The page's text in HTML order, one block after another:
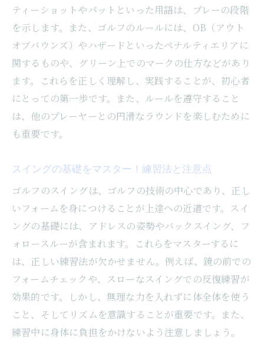
口コミで人気のインストラクター紹介
技術向上のためのパーソナライズされたア
ドバイス
スコアアップを実現するための戦略的プラ
ンニング
動画を活用したフィードバックの効果
メンタル強化のためのコーチングテクニッ
ク
定期的なレッスンで得られる上達の実感
勝どきのスクールが選ばれる理由とは？
交通の便が良い立地がもたらすメリット
最新設備が整った練習環境の紹介
仕事帰りや休日に通いやすい時間割
快適に過ごせる施設内の設備
周辺のゴルフ関連スポットもチェック
ゴルフ初心者必見！勝どきでのレッスンで効率
ティーショットやパットといった用語は、プレーの段階
を示します。また、ゴルフのルールには、OB（アウト
オブバウンズ）やハザードといったペナルティエリアに
関するものや、グリーン上でのマークの仕方などがあり
ます。これらを正しく理解し、実践することが、初心者
にとっての第一歩です。また、ルールを遵守すること
は、他のプレーヤーとの円滑なラウンドを楽しむために
も重要です。
スイングの基礎をマスター！練習法と注意点
ゴルフのスイングは、ゴルフの技術の中心であり、正し
いフォームを身につけることが上達への近道です。スイ
ングの基礎には、アドレスの姿勢やバックスイング、フ
ォロースルーが含まれます。これらをマスターするに
は、正しい練習法が欠かせません。例えば、鏡の前での
フォームチェックや、スローなスイングでの反復練習が
効果的です。しかし、無理な力を入れずに体全体を使う
こと、そしてリズムを意識することが重要です。また、
練習中に身体に負担をかけないよう注意しましょう。